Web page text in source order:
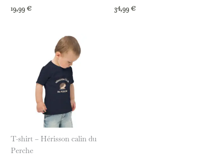
19,99 € 34,99 €
T-shirt – Hérisson calin du
Perche